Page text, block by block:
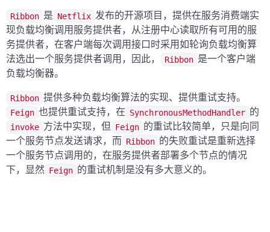
Ribbon 是 Netflix 发布的开源项目，提供在服务消费端实
现负载均衡调用服务提供者，从注册中心读取所有可用的服
务提供者，在客户端每次调用接口时采用如轮询负载均衡算
法选出一个服务提供者调用，因此，
Ribbon 是一个客户端
负载均衡器。
Ribbon 提供多种负载均衡算法的实现、提供重试支持。
Feign 也提供重试支持，在 SynchronousMethodHandler 的
invoke 方法中实现，但 Feign 的重试比较简单，只是向同
一个服务节点发送请求，而 Ribbon 的失败重试是重新选择
一个服务节点调用的，在服务提供者部署多个节点的情况
下，显然 Feign 的重试机制是没有多大意义的。